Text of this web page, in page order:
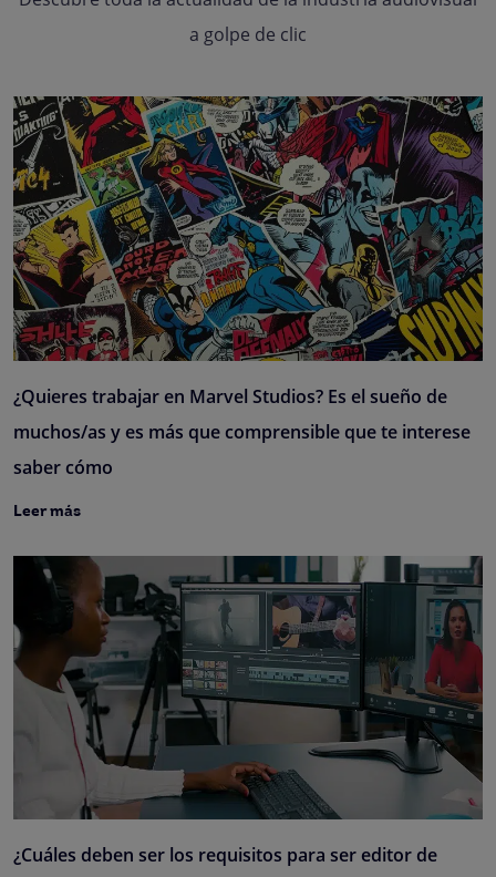
a golpe de clic
¿Quieres trabajar en Marvel Studios? Es el sueño de
muchos/as y es más que comprensible que te interese
saber cómo
Leer más
¿Cuáles deben ser los requisitos para ser editor de